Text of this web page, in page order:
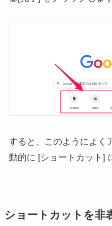
すると、このようによく
動的に [ショートカット]
ショートカットを非